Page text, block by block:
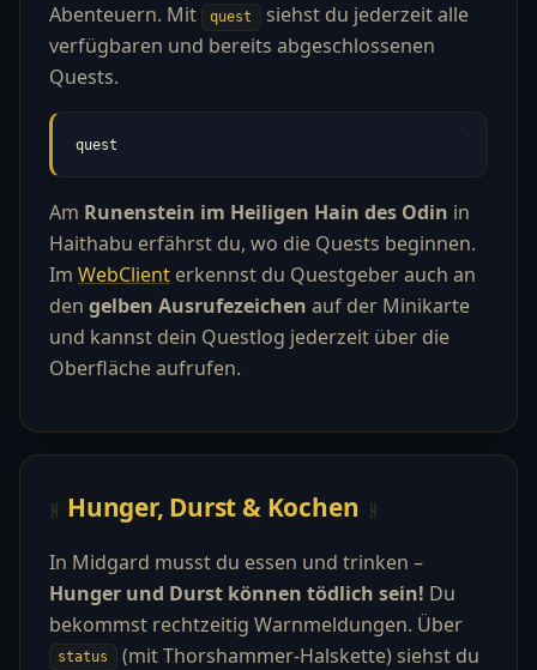
Abenteuern. Mit
quest
siehst du jederzeit alle
verfügbaren und bereits abgeschlossenen
Quests.
quest
Am Runenstein im Heiligen Hain des Odin in
Haithabu erfährst du, wo die Quests beginnen.
Im WebClient erkennst du Questgeber auch an
den gelben Ausrufezeichen auf der Minikarte
und kannst dein Questlog jederzeit über die
Oberfläche aufrufen.
Hunger, Durst & Kochen
In Midgard musst du essen und trinken –
Hunger und Durst können tödlich sein! Du
bekommst rechtzeitig Warnmeldungen. Über
status
(mit Thorshammer-Halskette) siehst du